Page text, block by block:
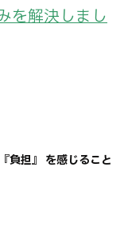
を解決しまし
負担』 を感じること